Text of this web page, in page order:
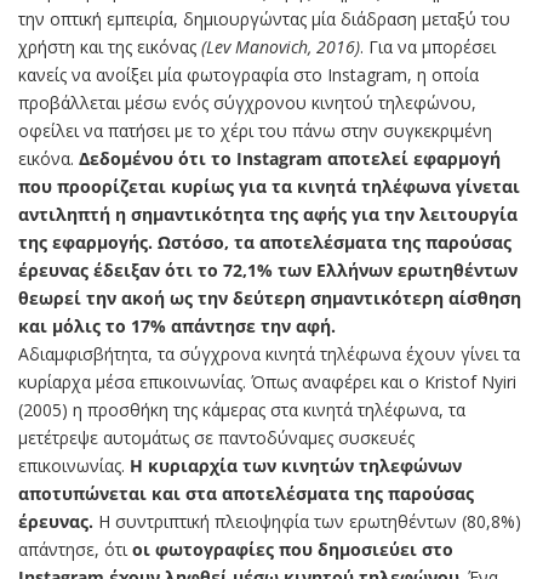
την οπτική εμπειρία, δημιουργώντας μία διάδραση μεταξύ του
χρήστη και της εικόνας (Lev Manovich, 2016). Για να μπορέσει
κανείς να ανοίξει μία φωτογραφία στο Instagram, η οποία
προβάλλεται μέσω ενός σύγχρονου κινητού τηλεφώνου,
οφείλει να πατήσει με το χέρι του πάνω στην συγκεκριμένη
εικόνα. Δεδομένου ότι το Instagram αποτελεί εφαρμογή
που προορίζεται κυρίως για τα κινητά τηλέφωνα γίνεται
αντιληπτή η σημαντικότητα της αφής για την λειτουργία
της εφαρμογής. Ωστόσο, τα αποτελέσματα της παρούσας
έρευνας έδειξαν ότι το 72,1% των Ελλήνων ερωτηθέντων
θεωρεί την ακοή ως την δεύτερη σημαντικότερη αίσθηση
και μόλις το 17% απάντησε την αφή.
Αδιαμφισβήτητα, τα σύγχρονα κινητά τηλέφωνα έχουν γίνει τα
κυρίαρχα μέσα επικοινωνίας. Όπως αναφέρει και ο Kristof Nyiri
(2005) η προσθήκη της κάμερας στα κινητά τηλέφωνα, τα
μετέτρεψε αυτομάτως σε παντοδύναμες συσκευές
επικοινωνίας. Η κυριαρχία των κινητών τηλεφώνων
αποτυπώνεται και στα αποτελέσματα της παρούσας
έρευνας. Η συντριπτική πλειοψηφία των ερωτηθέντων (80,8%)
απάντησε, ότιοι φωτογραφίες που δημοσιεύει στο